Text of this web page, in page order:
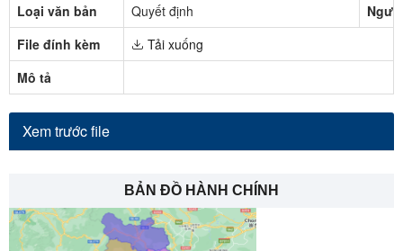
Loại văn bản
Quyết định
File đính kèm
Tải xuống
Mô tả
Xem trước file
BẢN ĐỒ HÀNH CHÍNH